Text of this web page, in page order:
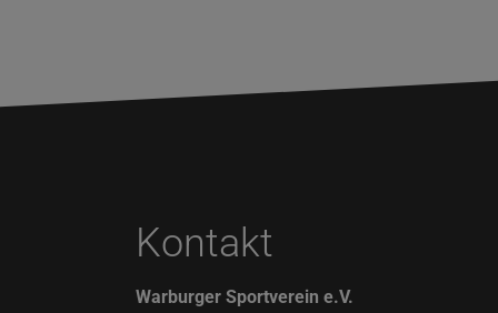
Kontakt
Warburger Sportverein e.V.